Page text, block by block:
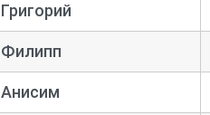
Григорий
Филипп
Анисим